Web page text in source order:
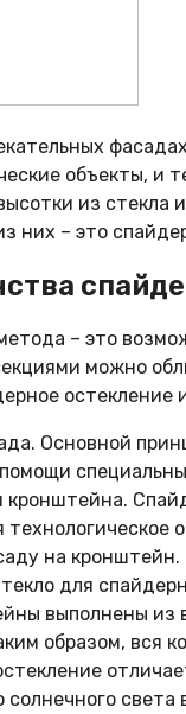
объекты, и
из стекла
них – это
– это
можно
Основной
на кронштейн.
для
выполнены
образом, вся